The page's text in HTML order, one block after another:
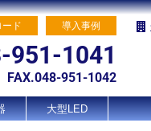
ード 導入事例
951-1041
FAX.048-951-1042
大型LED